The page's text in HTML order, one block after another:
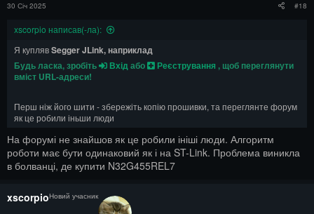
30 Січ 2025 #18
xscorpio написав(-ла):
Я куплявSegger JLink, наприклад
Будь ласка, зробіть
Вхідабо Реєстрування , щоб переглянути
вміст URL-адреси!
Перш ніж його шити - збережіть копію прошивки, та переглянте форум
як це робили іньши люди
На форумі не знайшов як це робили ініші люди. Алгоритм
роботи має бути одинаковий як і на ST-Link. Проблема виникла
в болванці, де купити N32G455REL7
xscorpioНовий учасник